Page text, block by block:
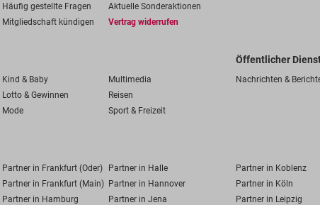
Häufig gestellte Fragen
Aktuelle Sonderaktionen
Mitgliedschaft kündigen
Vertrag widerrufen
Kind & Baby
Multimedia
Lotto & Gewinnen
Reisen
Mode Sport & Freizeit
Öffentlicher
Nachrichten &
Partner in Frankfurt (Oder) Partner in Halle Partner in Koblenz
Partner in Frankfurt (Main) Partner in Hannover Partner in Köln
Partner in Hamburg Partner in Jena Partner in Leipzig